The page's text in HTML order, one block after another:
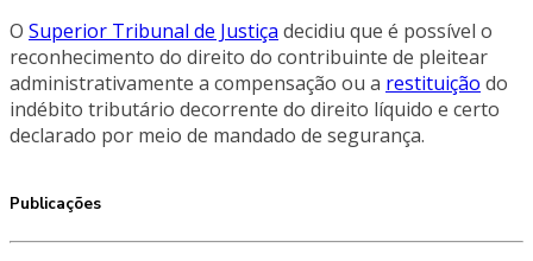
O Superior Tribunal de Justiça decidiu que é possível o
reconhecimento do direito do contribuinte de pleitear
administrativamente a compensação ou a restituição do
indébito tributário decorrente do direito líquido e certo
declarado por meio de mandado de segurança.
Publicações